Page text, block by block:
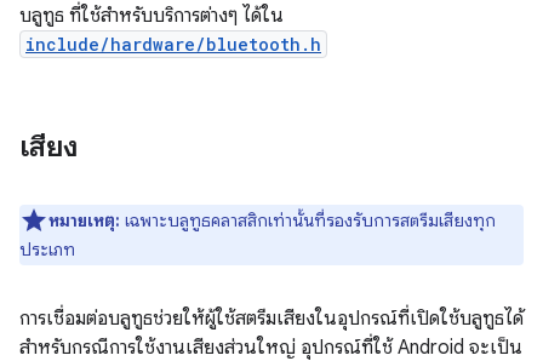
บลูทูธ ที่ใช้สำหรับบริการต่างๆ ได้ใน
include/hardware/bluetooth.h
เสียง
หมายเหตุ: เฉพาะบลูทูธคลาสสิกเท่านั้นที่รองรับการสตรีมเสียงทุก
ประเภท
การเชื่อมต่อบลูทูธช่วยให้ผู้ใช้สตรีมเสียงในอุปกรณ์ที่เปิดใช้บลูทูธได้
สำหรับกรณีการใช้งานเสียงส่วนใหญ่ อุปกรณ์ที่ใช้ Android จะเป็น